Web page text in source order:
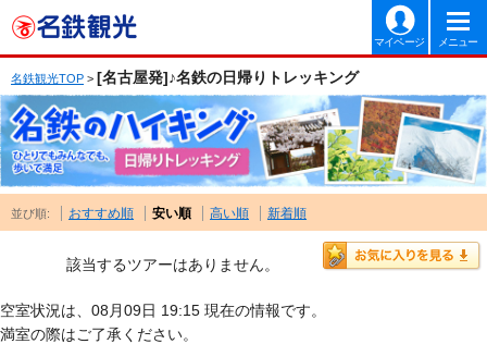
マイページ メニュー
名鉄観光TOP > [名古屋発]♪名鉄の日帰りトレッキング
並び順: おすすめ順 安い順 高い順 新着順
該当するツアーはありません。
空室状況は、08月09日 19:15 現在の情報です。
満室の際はご了承ください。